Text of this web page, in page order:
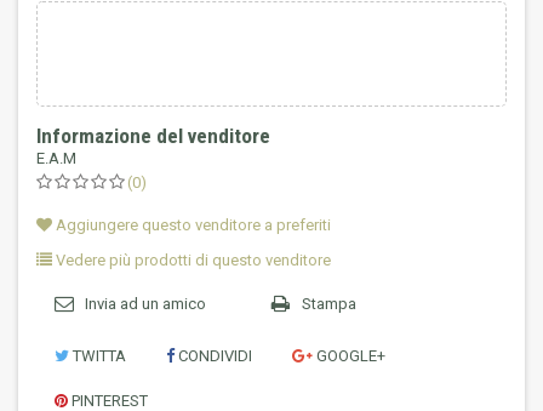
Informazione del venditore
E.A.M
(0)
Aggiungere questo venditore a preferiti
Vedere più prodotti di questo venditore
Invia ad un amico Stampa
TWITTA CONDIVIDI GOOGLE+
PINTEREST